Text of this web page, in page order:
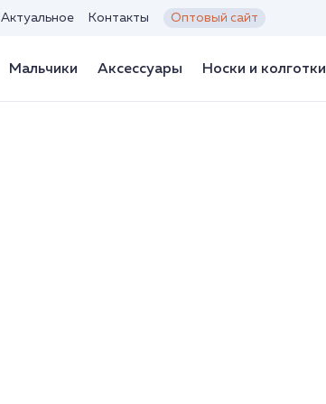
Актуальное Контакты Оптовый сайт
Мальчики Аксессуары Носки и колготки